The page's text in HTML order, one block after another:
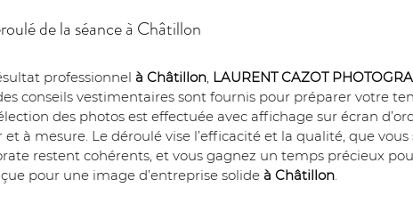
de la séance à Châtillon
professionnel à Châtillon, LAURENT CAZOT
conseils vestimentaires sont fournis pour préparer votre
des photos est effectuée avec affichage sur écran
à mesure. Le déroulé vise l’efficacité et la qualité, que
restent cohérents, et vous gagnez un temps précieux
pour une image d’entreprise solide à Châtillon.